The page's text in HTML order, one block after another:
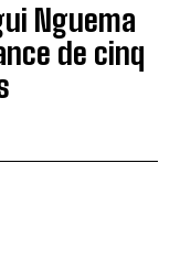
Nguema
de cinq